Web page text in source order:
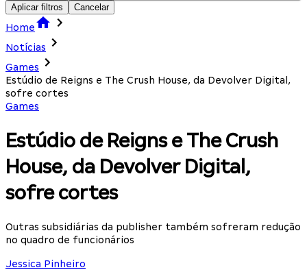
Aplicar filtros Cancelar
Home
Notícias
Games
Estúdio de Reigns e The Crush House, da Devolver Digital,
sofre cortes
Games
Estúdio de Reigns e The Crush
House, da Devolver Digital,
sofre cortes
Outras subsidiárias da publisher também sofreram redução
no quadro de funcionários
Jessica Pinheiro